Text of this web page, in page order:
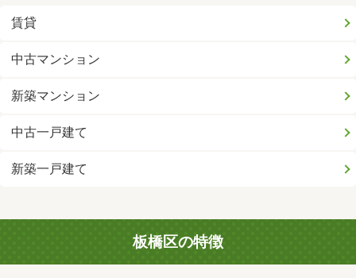
賃貸
中古マンション
新築マンション
中古一戸建て
新築一戸建て
板橋区の特徴